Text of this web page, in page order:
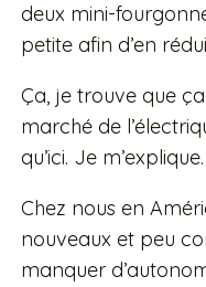
deux mini-
petite afin d’en
Ça, je trouve que
marché de
qu’ici. Je m’explique.
Chez nous en
nouveaux et peu
manquer